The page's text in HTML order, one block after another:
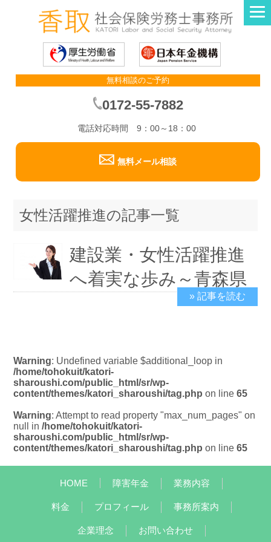
無料相談のご予約
0172-55-7882
電話対応時間 9：00～18：00
無料メール相談
女性活躍推進の記事一覧
建設業・女性活躍推進
へ着実な歩み～青森県
2020/11/20
» 記事を読む
Warning: Undefined variable $additional_loop in
/home/tohokuit/katori-
sharoushi.com/public_html/sr/wp-
content/themes/katori_sharoushi/tag.php on line65
Warning: Attempt to read property "max_num_pages" on
null in/home/tohokuit/katori-
sharoushi.com/public_html/sr/wp-
content/themes/katori_sharoushi/tag.php on line65
HOME 障害年金 業務内容
料金 プロフィール 事務所案内
企業理念 お問い合わせ